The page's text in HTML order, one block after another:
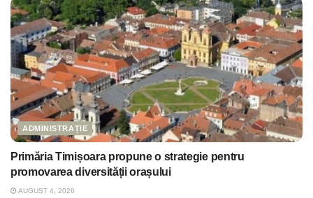
ADMINISTRAȚIE
Primăria Timișoara propune o strategie pentru
promovarea diversității orașului
AUGUST 4, 2026